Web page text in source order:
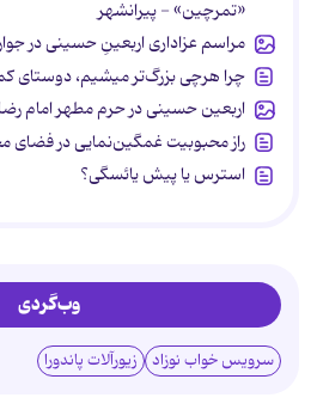
«تمرچین» - پیرانشهر
مراسم عزاداری اربعینِ حسینی در
چرا هرچی بزرگ‌تر میشیم، دوستای
اربعین حسینی در حرم مطهر امام
راز محبوبیت غمگین‌نمایی در فضای
استرس یا پیش یائسگی؟
وب‌گردی
سرویس خواب نوزاد زیورآلات پاندورا